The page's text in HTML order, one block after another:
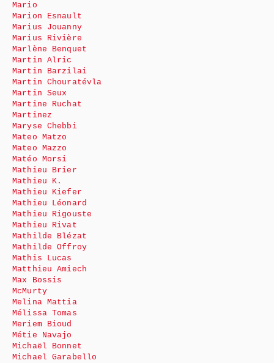
Mario
Marion Esnault
Marius Jouanny
Marius Rivière
Marlène Benquet
Martin Alric
Martin Barzilai
Martin Chouratévla
Martin Seux
Martine Ruchat
Martinez
Maryse Chebbi
Mateo Matzo
Mateo Mazzo
Matéo Morsi
Mathieu Brier
Mathieu K.
Mathieu Kiefer
Mathieu Léonard
Mathieu Rigouste
Mathieu Rivat
Mathilde Blézat
Mathilde Offroy
Mathis Lucas
Matthieu Amiech
Max Bossis
McMurty
Melina Mattia
Mélissa Tomas
Meriem Bioud
Métie Navajo
Michaël Bonnet
Michael Garabello